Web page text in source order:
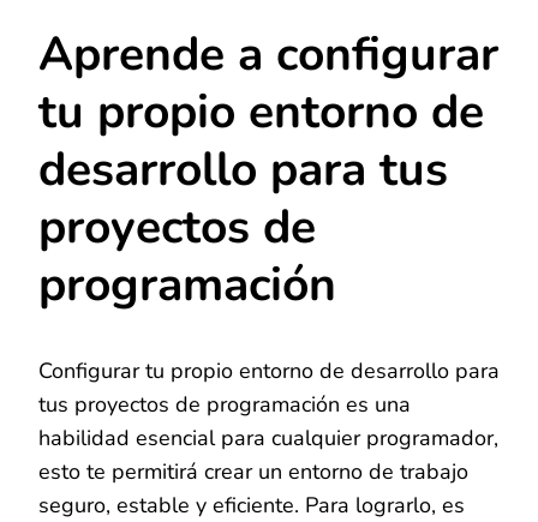
Aprende a configurar
tu propio entorno de
desarrollo para tus
proyectos de
programación
Configurar tu propio entorno de desarrollo para
tus proyectos de programación es una
habilidad esencial para cualquier programador,
esto te permitirá crear un entorno de trabajo
seguro, estable y eficiente. Para lograrlo, es